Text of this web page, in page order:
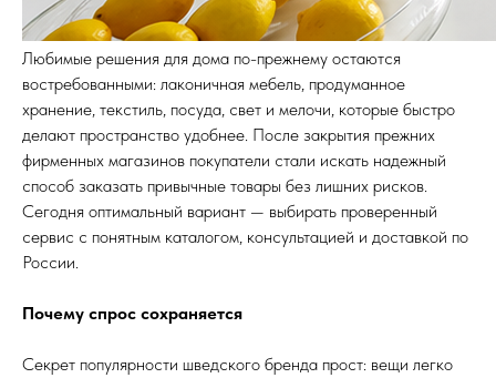
Любимые решения для дома по-прежнему остаются
востребованными: лаконичная мебель, продуманное
хранение, текстиль, посуда, свет и мелочи, которые быстро
делают пространство удобнее. После закрытия прежних
фирменных магазинов покупатели стали искать надежный
способ заказать привычные товары без лишних рисков.
Сегодня оптимальный вариант — выбирать проверенный
сервис с понятным каталогом, консультацией и доставкой по
России.
Почему спрос сохраняется
Секрет популярности шведского бренда прост: вещи легко